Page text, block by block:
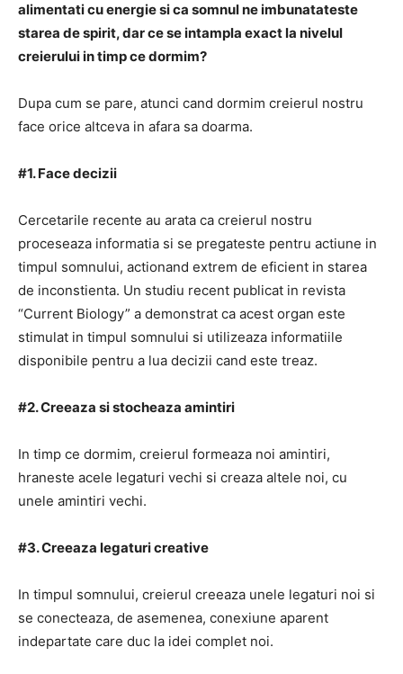
alimentati cu energie si ca somnul ne imbunatateste
starea de spirit, dar ce se intampla exact la nivelul
creierului in timp ce dormim?
Dupa cum se pare, atunci cand dormim creierul nostru
face orice altceva in afara sa doarma.
#1. Face decizii
Cercetarile recente au arata ca creierul nostru
proceseaza informatia si se pregateste pentru actiune in
timpul somnului, actionand extrem de eficient in starea
de inconstienta. Un studiu recent publicat in revista
“Current Biology” a demonstrat ca acest organ este
stimulat in timpul somnului si utilizeaza informatiile
disponibile pentru a lua decizii cand este treaz.
#2. Creeaza si stocheaza amintiri
In timp ce dormim, creierul formeaza noi amintiri,
hraneste acele legaturi vechi si creaza altele noi, cu
unele amintiri vechi.
#3. Creeaza legaturi creative
In timpul somnului, creierul creeaza unele legaturi noi si
se conecteaza, de asemenea, conexiune aparent
indepartate care duc la idei complet noi.